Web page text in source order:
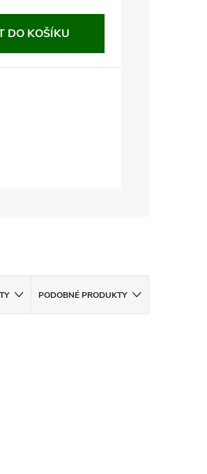
DO KOŠÍKU
PODOBNÉ PRODUKTY